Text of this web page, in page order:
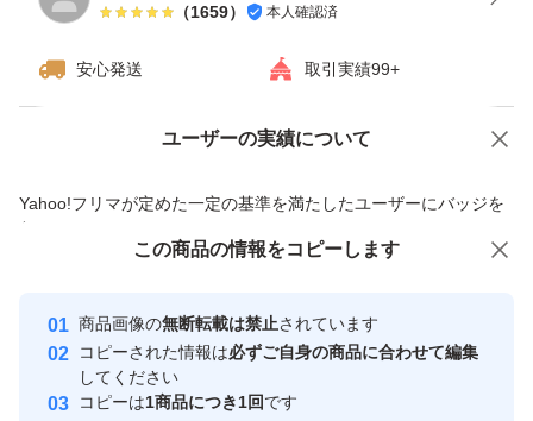
（1659） 本人確認済
安心発送 取引実績99+
ユーザーの実績について
Yahoo!フリマが定めた一定の基準を満たしたユーザーにバッジを
付与しています
安心取引出品者
心・安全なユーザーです
取引実績
価格の相談 商品への質問
この商品の情報をコピーします
商品画像の無断転載は禁止されています
コピーされた情報は必ずご自身の商品に合わせて編集
してください
コピーは1商品につき1回です
この商品をみている人にオススメ